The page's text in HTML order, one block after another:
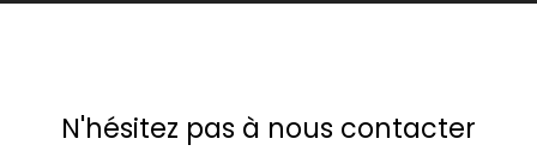
N'hésitez pas à nous contacter